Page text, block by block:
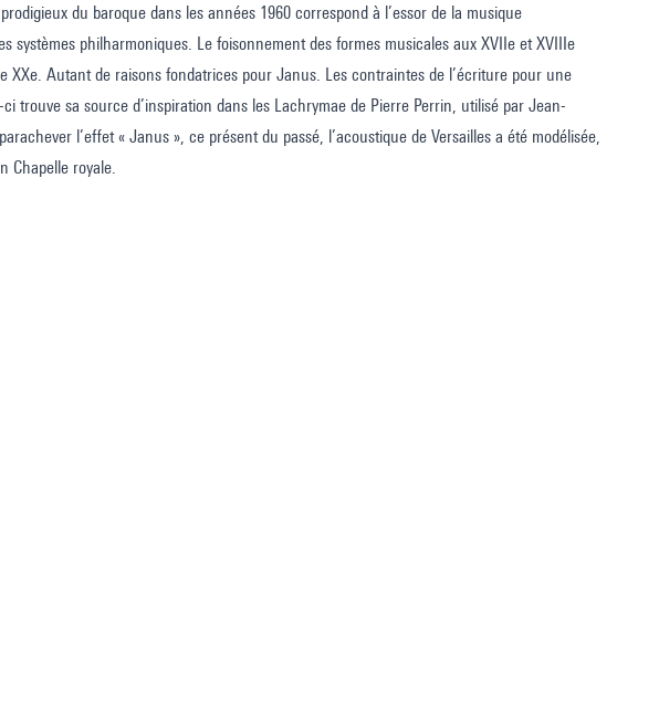
du baroque dans les années 1960 correspond à l’essor de la musique
systèmes philharmoniques. Le foisonnement des formes musicales aux XVIIe et XVIIIe
XXe. Autant de raisons fondatrices pour Janus. Les contraintes de l’écriture pour une
trouve sa source d’inspiration dans les Lachrymae de Pierre Perrin, utilisé par Jean-
l’effet « Janus », ce présent du passé, l’acoustique de Versailles a été modélisée,
Chapelle royale.